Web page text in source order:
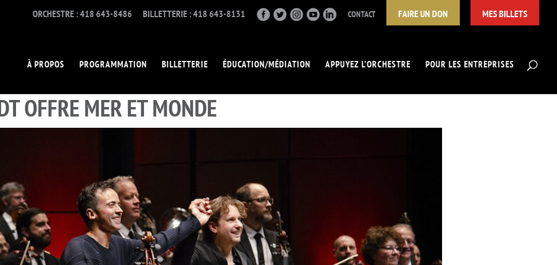
ORCHESTRE : 418 643-8486 BILLETTERIE : 418 643-8131 CONTACT FAIRE UN DON MES BILLETS
À PROPOS PROGRAMMATION BILLETTERIE ÉDUCATION/MÉDIATION APPUYEZ L’ORCHESTRE POUR LES ENTREPRISES
OFFRE MER ET MONDE